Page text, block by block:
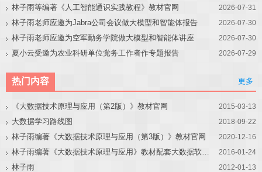
林子雨等编著《人工智能通识实践教程》教材官网 2026-07-31
林子雨老师应邀为Jabra公司会议做大模型和智能体报告 2026-07-30
林子雨老师应邀为空军勤务学院做大模型和智能体讲座 2026-07-30
夏小云受邀为农业科研单位党务工作者作专题报告 2026-07-29
热门内容 更多
《大数据技术原理与应用（第2版）》教材官网 2015-03-13
大数据学习路线图 2018-09-22
林子雨编著《大数据技术原理与应用（第3版）》教材官网 2020-12-16
2016-01-24
林子雨 2012-01-13